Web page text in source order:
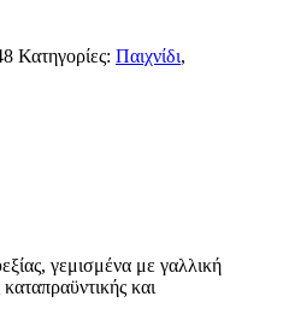
Κατηγορίες: Παιχνίδι,
γεμισμένα με γαλλική
και